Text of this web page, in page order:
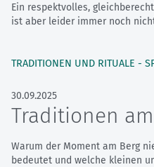
Ein respektvolles,
ist aber leider immer noch
TRADITIONEN UND RITUALE -
30.09.2025
Traditionen
Warum der Moment am Berg
bedeutet und welche kleinen